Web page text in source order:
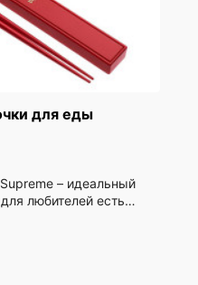
для еды
– идеальный
любителей есть…